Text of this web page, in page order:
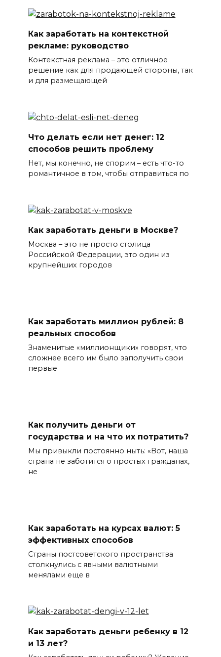
Как заработать на контекстной
рекламе: руководство
Контекстная реклама – это отличное
решение как для продающей стороны, так
и для размещающей
Что делать если нет денег: 12
способов решить проблему
Нет, мы конечно, не спорим – есть что-то
романтичное в том, чтобы отправиться по
Как заработать деньги в Москве?
Москва – это не просто столица
Российской Федерации, это один из
крупнейших городов
Как заработать миллион рублей: 8
реальных способов
Знаменитые «миллионщики» говорят, что
сложнее всего им было заполучить свои
первые
Как получить деньги от
государства и на что их потратить?
Мы привыкли постоянно ныть: «Вот, наша
страна не заботится о простых гражданах,
не
Как заработать на курсах валют: 5
эффективных способов
Страны постсоветского пространства
столкнулись с явными валютными
менялами еще в
Как заработать деньги ребенку в 12
и 13 лет?